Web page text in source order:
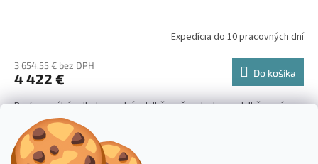
A
R
M
Expedícia do 10 pracovných dní
3 654,55 € bez DPH
4 422 € Do košíka
Profesionální velkokapacitní odvlhčovač vzduchu s odvlhčovacím
výkonem 166l / 24hod., kovové provedení.
16položiek celkom